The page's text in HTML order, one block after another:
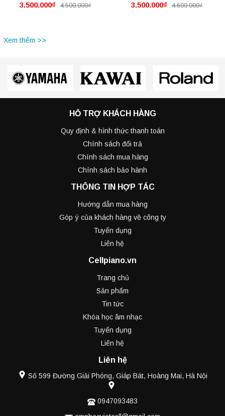
CTK3500
3.500.000₫ 4.500.000₫ 3.500.000₫ 4.600.000₫
Xem thêm >>
HỖ TRỢ KHÁCH HÀNG
Quy định & hình thức thanh toán
Chính sách đổi trả
Chính sách mua hàng
Chính sách bảo hành
THÔNG TIN HỢP TÁC
Hướng dẫn mua hàng
Góp ý của khách hàng về công ty
Tuyển dụng
Liên hệ
Cellpiano.vn
Trang chủ
Sản phẩm
Tin tức
Khóa học âm nhạc
Tuyển dụng
Liên hệ
Liên hệ
Số 599 Đường Giải Phóng, Giáp Bát, Hoàng Mai, Hà Nội
0947093483